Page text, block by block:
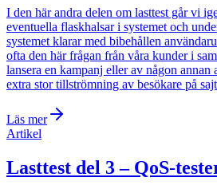
I den här andra delen om lasttest går vi
eventuella flaskhalsar i systemet och
systemet klarar med bibehållen
ofta den här frågan från våra kunder i
lansera en kampanj eller av någon
extra stor tillströmning av besökare på
Läs mer
Artikel
Lasttest del 3 – QoS-